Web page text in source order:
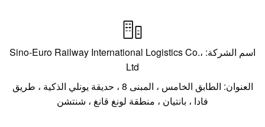

اسم الشركة: Sino-Euro Railway International Logistics Co.،
Ltd
العنوان: الطابق الخامس ، المبنى 8 ، حديقة يونلي الذكية ، طريق
فادا ، بانتيان ، منطقة لونغ قانغ ، شنتشن